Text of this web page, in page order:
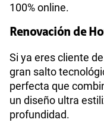
100% online.
Renovación de
Si ya eres cliente
gran salto
perfecta que
un diseño ultra
profundidad.